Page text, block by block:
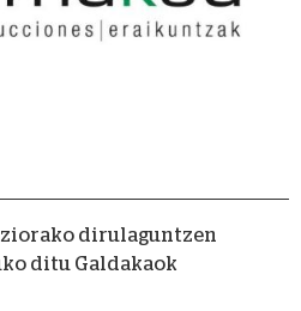
dirulaguntzen
ditu Galdakaok